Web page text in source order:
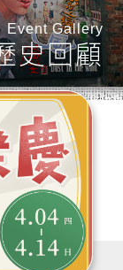
Event Gallery
史回顧